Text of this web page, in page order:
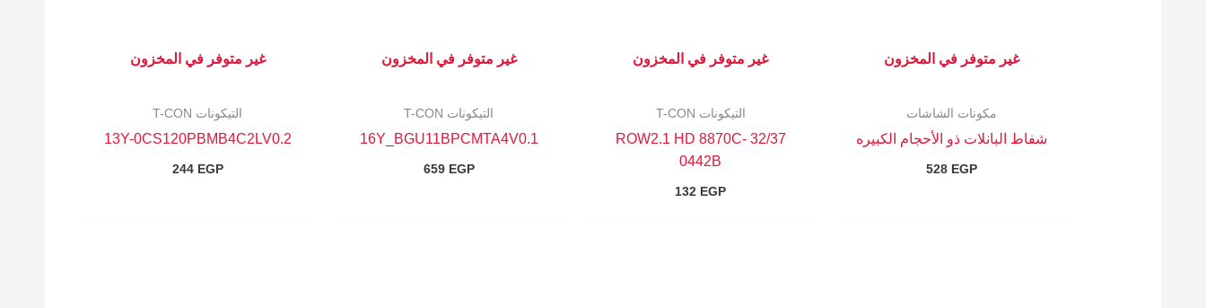
غير متوفر في المخزون
مكونات الشاشات
شفاط البانلات ذو الأحجام الكبيره
528 EGP
غير متوفر في المخزون
التيكونات T-CON
32/37 ROW2.1 HD 8870C-
0442B
132 EGP
غير متوفر في المخزون
التيكونات T-CON
16Y_BGU11BPCMTA4V0.1
659 EGP
غير متوفر في المخزون
التيكونات T-CON
13Y-0CS120PBMB4C2LV0.2
244 EGP